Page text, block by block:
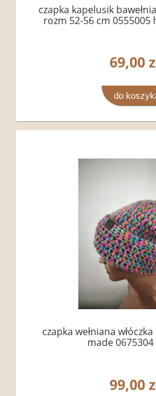
czapka kapelusik
rozm 52-56 cm 0555005
69,00
do
czapka wełniana
made 0675304
99,00